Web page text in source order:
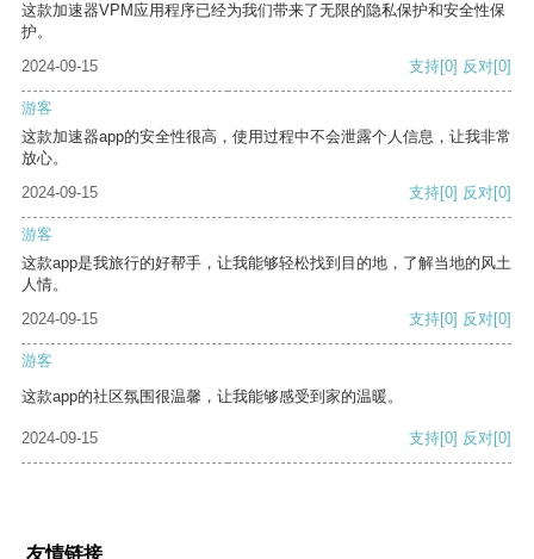
这款加速器VPM应用程序已经为我们带来了无限的隐私保护和安全性保
护。
2024-09-15
支持[0] 反对[0]
游客
这款加速器app的安全性很高，使用过程中不会泄露个人信息，让我非常
放心。
2024-09-15
支持[0] 反对[0]
游客
这款app是我旅行的好帮手，让我能够轻松找到目的地，了解当地的风土
人情。
2024-09-15
支持[0] 反对[0]
游客
这款app的社区氛围很温馨，让我能够感受到家的温暖。
2024-09-15 支持[0] 反对[0]
友情链接